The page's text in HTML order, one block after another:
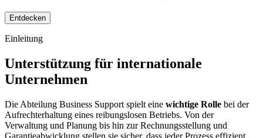
Entdecken
Einleitung
Unterstützung für internationale
Unternehmen
Die Abteilung Business Support spielt eine wichtige Rolle bei der
Aufrechterhaltung eines reibungslosen Betriebs. Von der
Verwaltung und Planung bis hin zur Rechnungsstellung und
Garantieabwicklung stellen sie sicher, dass jeder Prozess effizient